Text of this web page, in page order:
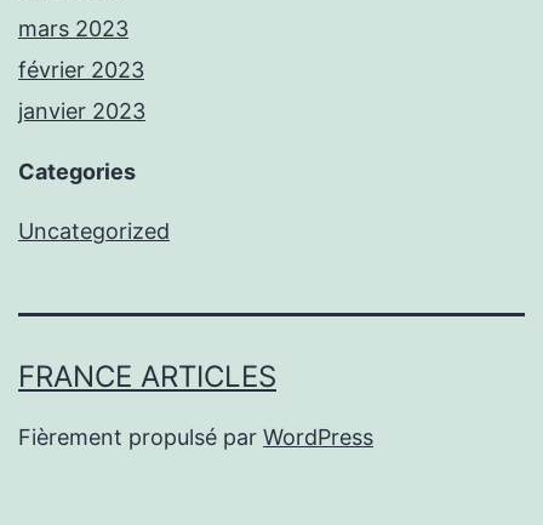
mars 2023
février 2023
janvier 2023
Categories
Uncategorized
FRANCE ARTICLES
Fièrement propulsé par WordPress